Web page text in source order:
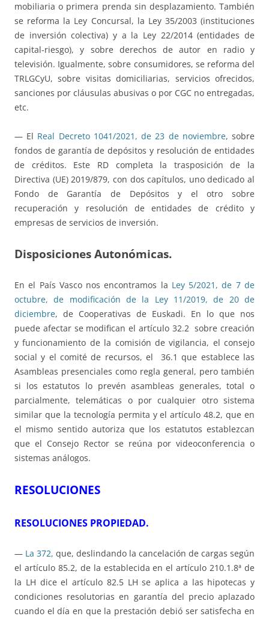
mobiliaria o primera prenda sin desplazamiento. También
se reforma la Ley Concursal, la Ley 35/2003 (instituciones
de inversión colectiva) y a la Ley 22/2014 (entidades de
capital-riesgo), y sobre derechos de autor en radio y
televisión. Igualmente, sobre consumidores, se reforma del
TRLGCyU, sobre visitas domiciliarias, servicios ofrecidos,
sanciones por cláusulas abusivas o por CGC no entregadas,
etc.
— El Real Decreto 1041/2021, de 23 de noviembre, sobre
fondos de garantía de depósitos y resolución de entidades
de créditos. Este RD completa la trasposición de la
Directiva (UE) 2019/879, con dos capítulos, uno dedicado al
Fondo de Garantía de Depósitos y el otro sobre
recuperación y resolución de entidades de crédito y
empresas de servicios de inversión.
Disposiciones Autonómicas.
En el País Vasco nos encontramos la Ley 5/2021, de 7 de
octubre, de modificación de la Ley 11/2019, de 20 de
diciembre, de Cooperativas de Euskadi. En lo que nos
puede afectar se modifican el artículo 32.2 sobre creación
y funcionamiento de la comisión de vigilancia, el consejo
social y el comité de recursos, el 36.1 que establece las
Asambleas presenciales como regla general, pero también
si los estatutos lo prevén asambleas generales, total o
parcialmente, telemáticas o por cualquier otro sistema
similar que la tecnología permita y el artículo 48.2, que en
el mismo sentido autoriza que los estatutos establezcan
que el Consejo Rector se reúna por videoconferencia o
sistemas análogos.
RESOLUCIONES
RESOLUCIONES PROPIEDAD.
— La 372, que, deslindando la cancelación de cargas según
el artículo 85.2, de la establecida en el artículo 210.1.8ª de
la LH dice el artículo 82.5 LH se aplica a las hipotecas y
condiciones resolutorias en garantía del precio aplazado
cuando el día en que la prestación debió ser satisfecha en